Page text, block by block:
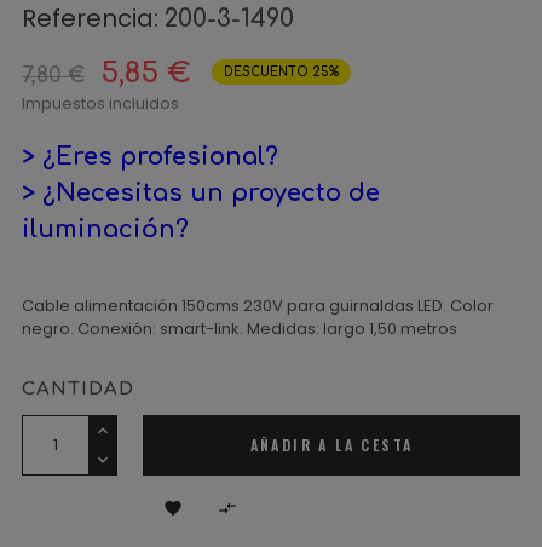
Referencia: 200-3-1490
7,80 € 5,85 € DESCUENTO 25%
Impuestos incluidos
> ¿Eres profesional?
> ¿Necesitas un proyecto de
iluminación?
Cable alimentación 150cms 230V para guirnaldas LED. Color
negro. Conexión: smart-link. Medidas: largo 1,50 metros
CANTIDAD
AÑADIR A LA CESTA
 